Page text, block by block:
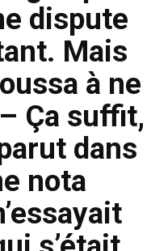
dispute
Mais
à ne
Ça suffit,
dans
nota